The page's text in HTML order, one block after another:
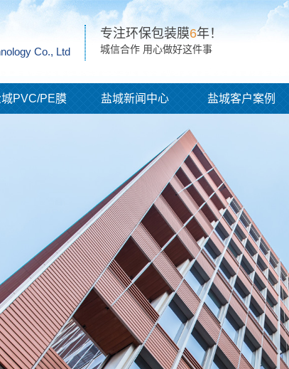
Co., Ltd
专注环保包装膜6年！
城信合作 用心做好这件事
城PVC/PE膜 盐城新闻中心 盐城客户案例